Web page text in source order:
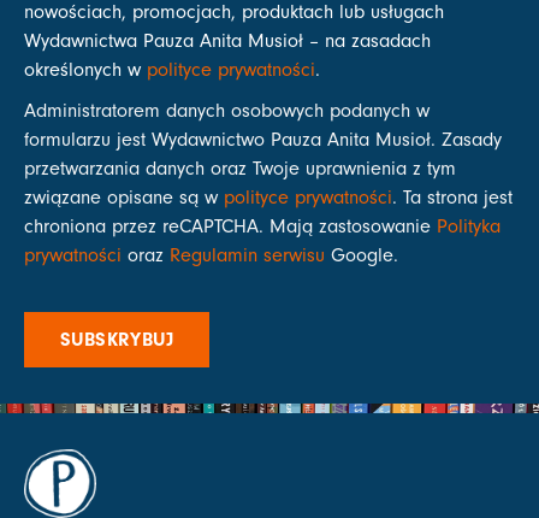
nowościach, promocjach, produktach lub usługach
Wydawnictwa Pauza Anita Musioł – na zasadach
określonych w polityce prywatności.
Administratorem danych osobowych podanych w
formularzu jest Wydawnictwo Pauza Anita Musioł. Zasady
przetwarzania danych oraz Twoje uprawnienia z tym
związane opisane są w polityce prywatności. Ta strona jest
chroniona przez reCAPTCHA. Mają zastosowanie Polityka
prywatności oraz Regulamin serwisu Google.
SUBSKRYBUJ